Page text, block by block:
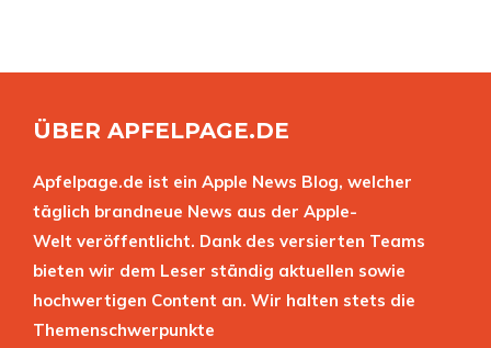
ÜBER APFELPAGE.DE
Apfelpage.de ist ein Apple News Blog, welcher
täglich brandneue News aus der Apple-
Welt veröffentlicht. Dank des versierten Teams
bieten wir dem Leser ständig aktuellen sowie
hochwertigen Content an. Wir halten stets die
Themenschwerpunkte